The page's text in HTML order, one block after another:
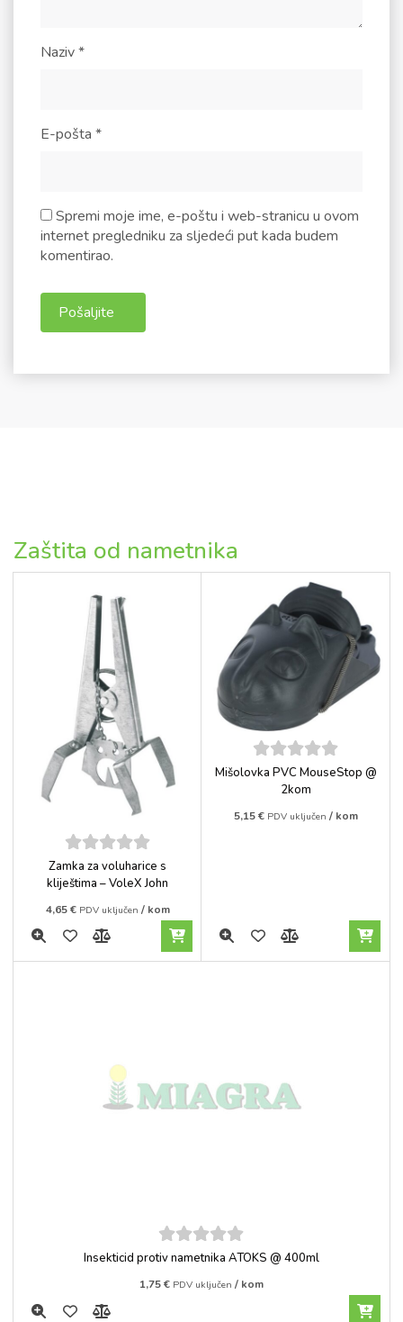
Naziv*
E-pošta *
Spremi moje ime, e-poštu i web-stranicu u ovom
internet pregledniku za sljedeći put kada budem
komentirao.
Zaštita od nametnika
5out of
5
Zamka za voluharice s
kliještima – VoleX John
4,65€ PDV uključen / kom
5out of
Mišolovka PVC MouseStop @
2kom
5,15€ PDV uključen / kom
5out of
Insekticid protiv nametnika ATOKS @ 400ml
1,75€ PDV uključen / kom